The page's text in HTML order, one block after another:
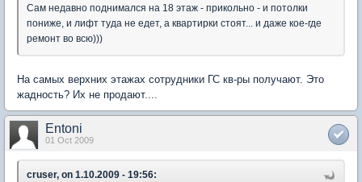
Сам недавно поднимался на 18 этаж - прикольно - и потолки
пониже, и лифт туда не едет, а квартирки стоят... и даже кое-где
ремонт во всю)))
На самых верхних этажах сотрудники ГС кв-ры получают. Это
жадность? Их не продают....
Entoni
01 Oct 2009
cruser, on 1.10.2009 - 19:56: